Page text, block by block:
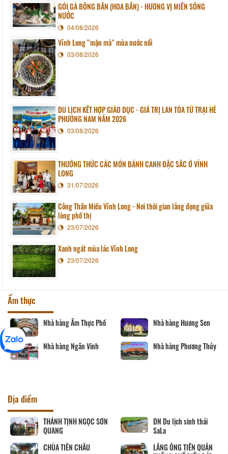
GỎI GÀ BÔNG BẦN (HOA BẦN) - HƯƠNG VỊ MIỀN SÔNG
NƯỚC
04/08/2026
Vĩnh Long “mặn mà” mùa nước nổi
03/08/2026
DU LỊCH KẾT HỢP GIÁO DỤC - GIÁ TRỊ LAN TỎA TỪ TRẠI HÈ
PHƯƠNG NAM NĂM 2026
03/08/2026
THƯỞNG THỨC CÁC MÓN BÁNH CANH ĐẶC SẮC Ở VĨNH
LONG
31/07/2026
Công Thần Miếu Vĩnh Long - Nơi thời gian lắng đọng giữa
lòng phố thị
23/07/2026
Xanh ngát mùa lác Vĩnh Long
23/07/2026
Ẩm thực
Phố Nhà hàng Hương Sen
Vinh Nhà hàng Phương Thủy
Tàu nhà hàng
Địa điểm
DN Du lịch sinh thái
SaLa
LĂNG ÔNG TIỀN QUÂN
CHÙA PHƯỚC HẬU
Út Trinh